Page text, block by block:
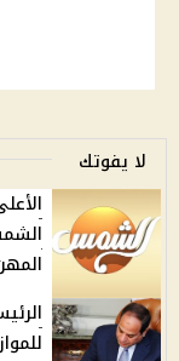
لا يفوتك
للموازنة 2024-2025 بإجمالي